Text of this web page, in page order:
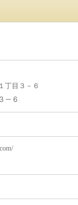
丁目３－６
－６